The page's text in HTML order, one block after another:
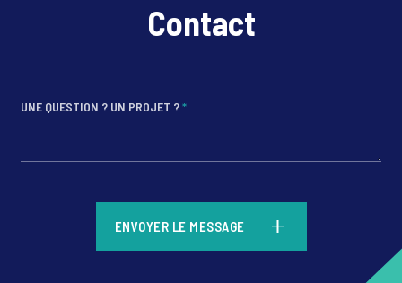
Contact
UNE QUESTION ? UN PROJET ?*
ENVOYER LE MESSAGE